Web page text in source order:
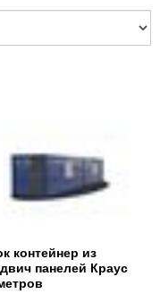
контейнер из
панелей Краус